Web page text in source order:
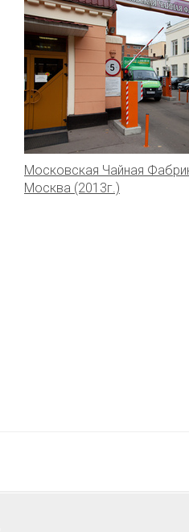
Московская Чайная
Москва (2013г.)